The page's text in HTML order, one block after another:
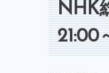
NHK
21:00